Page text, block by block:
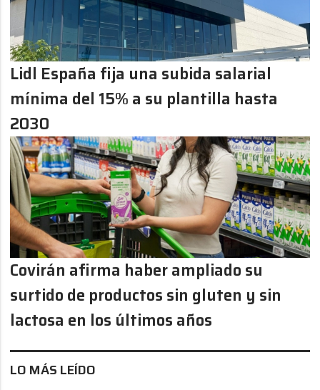
LO MÁS LEÍDO
Lidl España fija una subida salarial
mínima del 15% a su plantilla hasta
2030
Covirán afirma haber ampliado su
surtido de productos sin gluten y sin
lactosa en los últimos años